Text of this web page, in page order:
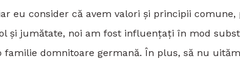
eu consider că avem valori și principii
și jumătate, noi am fost influențați în mod
domnitoare germană. În plus, să nu